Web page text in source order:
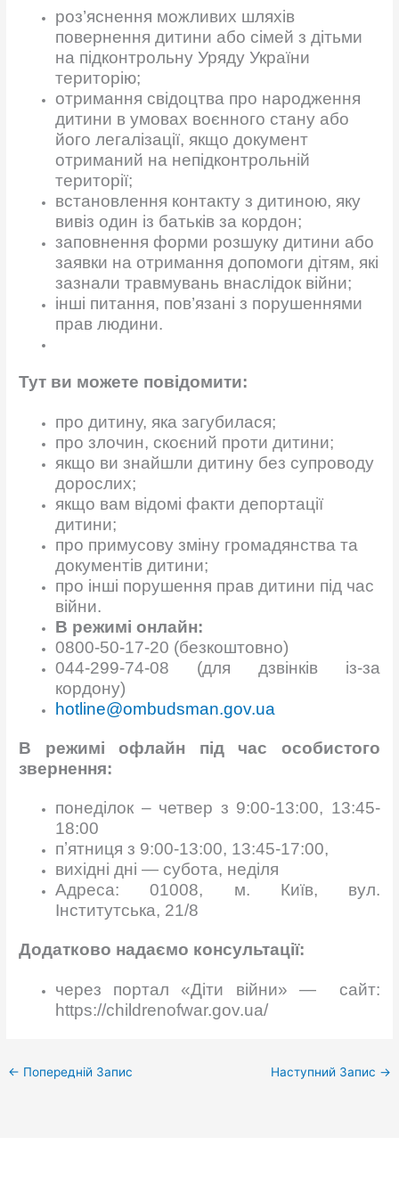
роз’яснення можливих шляхів
повернення дитини або сімей з дітьми
на підконтрольну Уряду України
територію;
отримання свідоцтва про народження
дитини в умовах воєнного стану або
його легалізації, якщо документ
отриманий на непідконтрольній
території;
встановлення контакту з дитиною, яку
вивіз один із батьків за кордон;
заповнення форми розшуку дитини або
заявки на отримання допомоги дітям, які
зазнали травмувань внаслідок війни;
інші питання, пов’язані з порушеннями
прав людини.
Тут ви можете повідомити:
про дитину, яка загубилася;
про злочин, скоєний проти дитини;
якщо ви знайшли дитину без супроводу
дорослих;
якщо вам відомі факти депортації
дитини;
про примусову зміну громадянства та
документів дитини;
про інші порушення прав дитини під час
війни.
В режимі онлайн:
0800-50-17-20 (безкоштовно)
044-299-74-08 (для дзвінків із-за
кордону)
hotline@ombudsman.gov.ua
В режимі офлайн під час особистого
звернення:
понеділок – четвер з 9:00-13:00, 13:45-
18:00
пʼятниця з 9:00-13:00, 13:45-17:00,
вихідні дні — субота, неділя
Адреса: 01008, м. Київ, вул.
Інститутська, 21/8
Додатково надаємо консультації:
через портал «Діти війни» — сайт:
https://childrenofwar.gov.ua/
← Попередній Запис Наступний Запис →